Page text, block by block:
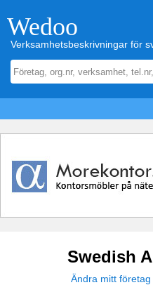
Wedoo
Verksamhetsbeskrivningar för
Swedish
Ändra mitt företag